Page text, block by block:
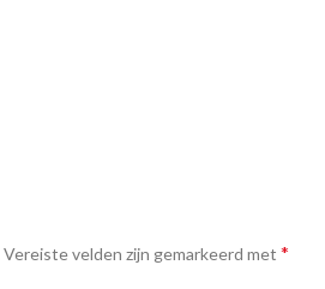
Vereiste velden zijn gemarkeerd met *